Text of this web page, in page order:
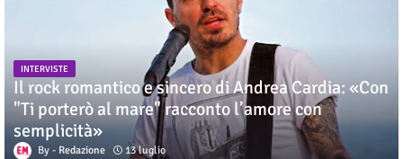
INTERVISTE
Il rock romantico e sincero di Andrea Cardia: «Con
"Ti porterò al mare" racconto l’amore con
semplicità»
Redazione 13 luglio